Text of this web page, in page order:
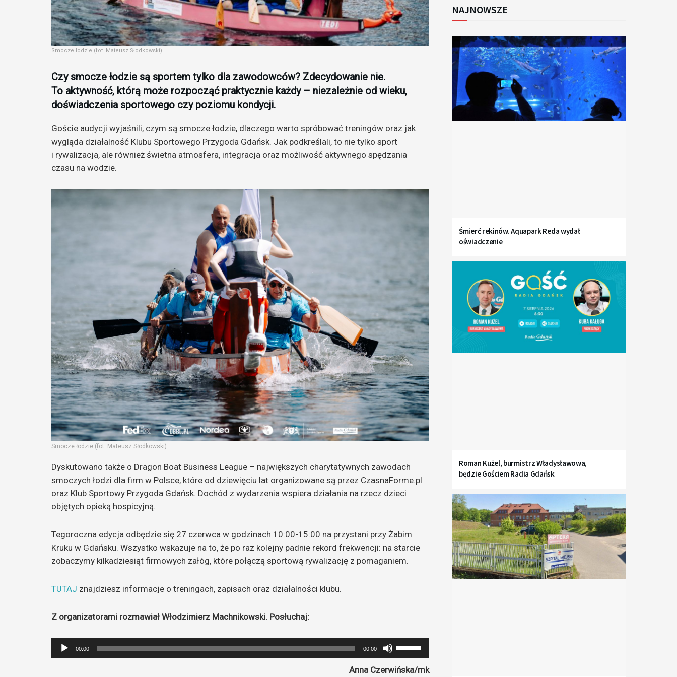
Smocze łodzie (fot. Mateusz Słodkowski)
Czy smocze łodzie są sportem tylko dla zawodowców? Zdecydowanie nie.
To aktywność, którą może rozpocząć praktycznie każdy – niezależnie od wieku,
doświadczenia sportowego czy poziomu kondycji.
Goście audycji wyjaśnili, czym są smocze łodzie, dlaczego warto spróbować treningów oraz jak
wygląda działalność Klubu Sportowego Przygoda Gdańsk. Jak podkreślali, to nie tylko sport
i rywalizacja, ale również świetna atmosfera, integracja oraz możliwość aktywnego spędzania
czasu na wodzie.
Smocze łodzie (fot. Mateusz Słodkowski)
Dyskutowano także o Dragon Boat Business League – największych charytatywnych zawodach
smoczych łodzi dla firm w Polsce, które od dziewięciu lat organizowane są przez CzasnaForme.pl
oraz Klub Sportowy Przygoda Gdańsk. Dochód z wydarzenia wspiera działania na rzecz dzieci
objętych opieką hospicyjną.
Tegoroczna edycja odbędzie się 27 czerwca w godzinach 10:00-15:00 na przystani przy Żabim
Kruku w Gdańsku. Wszystko wskazuje na to, że po raz kolejny padnie rekord frekwencji: na starcie
zobaczymy kilkadziesiąt firmowych załóg, które połączą sportową rywalizację z pomaganiem.
TUTAJ znajdziesz informacje o treningach, zapisach oraz działalności klubu.
Z organizatorami rozmawiał Włodzimierz Machnikowski. Posłuchaj:
Odtwarzacz
plików
00:00 00:00
strzałek
do
Anna Czerwińska/mk
NAJNOWSZE
Śmierć rekinów. Aquapark Reda wydał
oświadczenie
Roman Kużel, burmistrz Władysławowa,
będzie Gościem Radia Gdańsk